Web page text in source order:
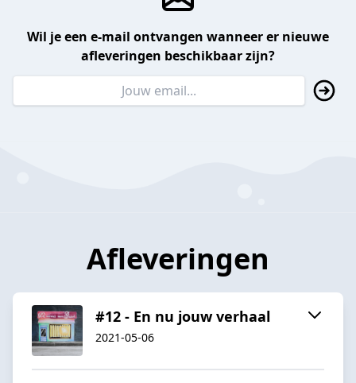
Wil je een e-mail ontvangen wanneer er nieuwe
afleveringen beschikbaar zijn?
Afleveringen
#12 - En nu jouw verhaal
2021-05-06